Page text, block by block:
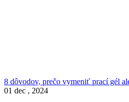
8 dôvodov, prečo vymeniť prací gél
01 dec , 2024